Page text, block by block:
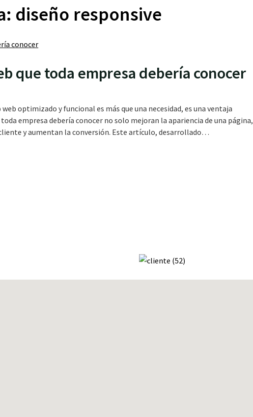
diseño responsive
que toda empresa debería conocer
optimizado y funcional es más que una necesidad, es una ventaja
empresa debería conocer no solo mejoran la apariencia de una página,
y aumentan la conversión. Este artículo, desarrollado…